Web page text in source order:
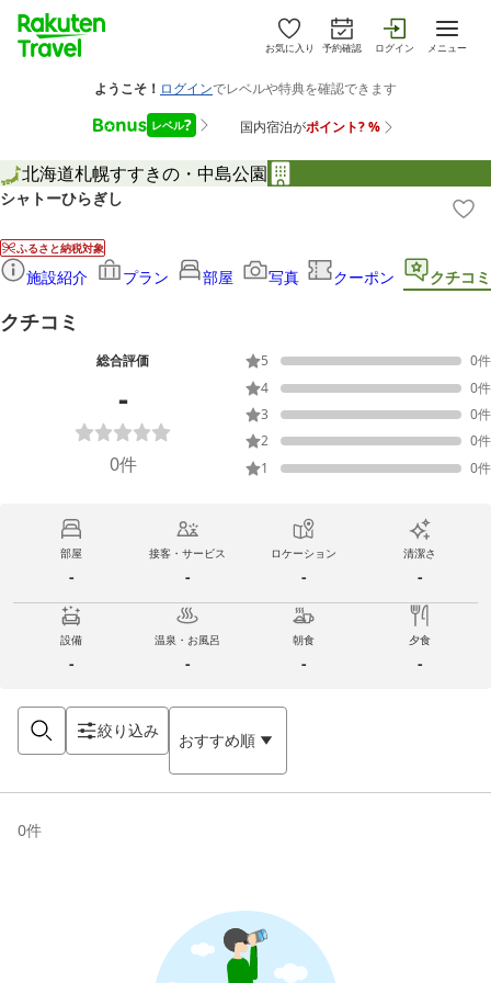
お気に入り 予約確認 ログイン メニュー
北海道札幌すすきの・中島公園
シャトーひらぎし
ふるさと納税対象
施設紹介 プラン 部屋 写真 クーポン クチコミ
クチコミ
総合評価
-
0件
5 0件
4
0件
3
0件
2
0件
1
0件
部屋
-
接客・サービス
-
ロケーション
-
清潔さ
-
設備
-
温泉・お風呂
-
朝食
-
夕食
-
絞り込み おすすめ順
0件